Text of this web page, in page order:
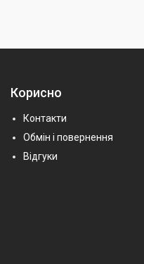
Корисно
Контакти
Обмін і повернення
Відгуки